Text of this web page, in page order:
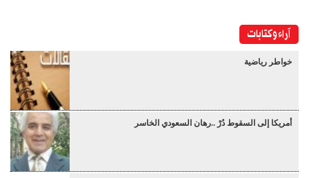
آراء وكتابات
خواطر رياضية
أمريكا إلى السقوط دُرْ ..رهان السعودي الخاسر